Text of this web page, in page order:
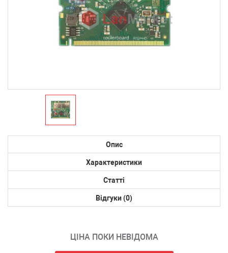
Опис
Характеристики
Статті
Відгуки (0)
ЦІНА ПОКИ НЕВІДОМА